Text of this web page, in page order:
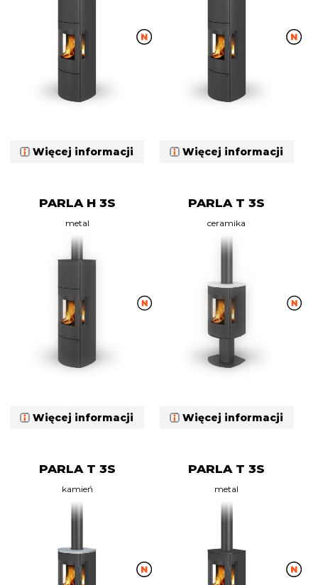
Więcej informacji Więcej informacji
PARLA H 3S
metal
Więcej informacji
PARLA T 3S
ceramika
Więcej informacji
PARLA T 3S
kamień
PARLA T 3S
metal